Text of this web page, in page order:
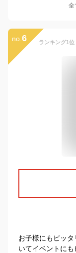
全
no. 6
お子様にもピッ
いてイベントに